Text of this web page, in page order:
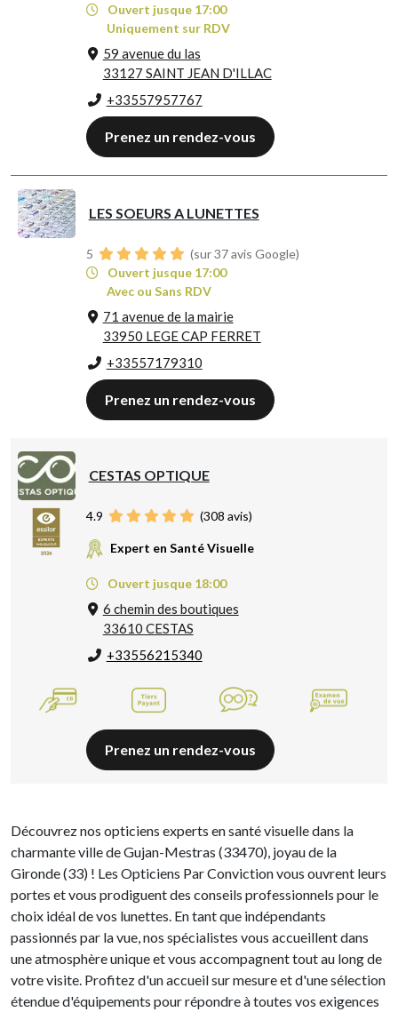
Ouvert jusque 17:00
Uniquement sur RDV
59 avenue du las
33127 SAINT JEAN D'ILLAC
+33557957767
Prenez un rendez-vous
LES SOEURS A LUNETTES
5
(sur 37 avis Google)
Ouvert jusque 17:00
Avec ou Sans RDV
71 avenue de la mairie
33950 LEGE CAP FERRET
+33557179310
Prenez un rendez-vous
CESTAS OPTIQUE
4.9 (308 avis)
Expert en Santé Visuelle
Ouvert jusque 18:00
6 chemin des boutiques
33610 CESTAS
+33556215340
Prenez un rendez-vous
Découvrez nos opticiens experts en santé visuelle dans la
charmante ville de Gujan-Mestras (33470), joyau de la
Gironde (33) ! Les Opticiens Par Conviction vous ouvrent leurs
portes et vous prodiguent des conseils professionnels pour le
choix idéal de vos lunettes. En tant que indépendants
passionnés par la vue, nos spécialistes vous accueillent dans
une atmosphère unique et vous accompagnent tout au long de
votre visite. Profitez d'un accueil sur mesure et d'une sélection
étendue d'équipements pour répondre à toutes vos exigences